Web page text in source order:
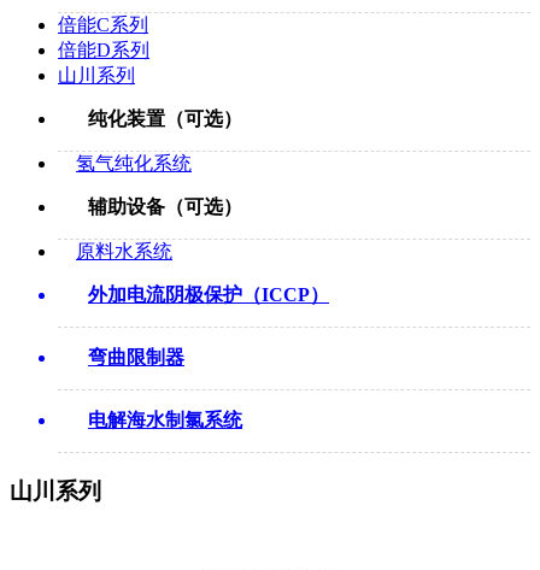
倍能C系列
倍能D系列
山川系列
纯化装置（可选）
氢气纯化系统
辅助设备（可选）
原料水系统
外加电流阴极保护（ICCP）
弯曲限制器
电解海水制氯系统
山川系列